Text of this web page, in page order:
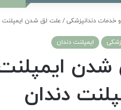
خدمات دندانپزشکی / علت لق شدن ایمپلنت
ایمپلنت دندان
دندان